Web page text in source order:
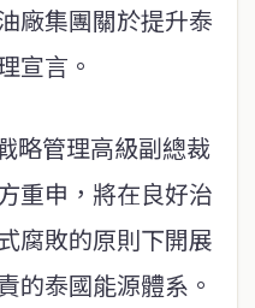
廠集團關於提升泰
宣言。
略管理高級副總裁
重申，將在良好治
腐敗的原則下開展
的泰國能源體系。